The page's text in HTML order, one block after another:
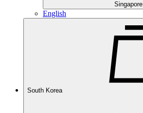
Singapore
English
South Korea